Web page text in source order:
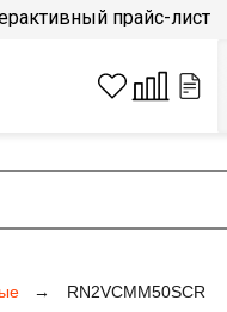
RN2VCMM50SCR
прайс-лист